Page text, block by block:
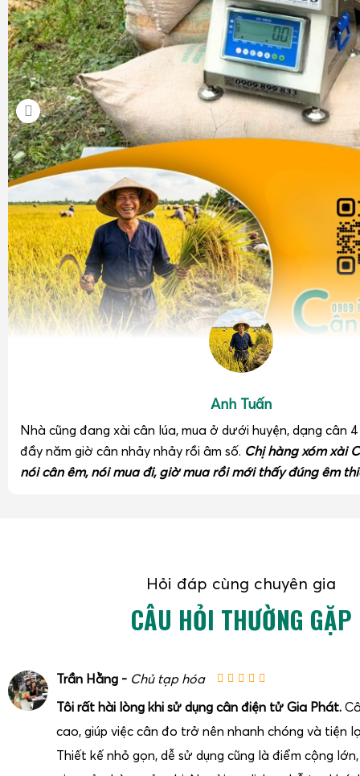
Anh Tuấn
Nhà cũng đang xài cân lúa, mua ở dưới huyện, dạng cân
đầy năm giờ cân nhảy nhảy rồi âm số. Chị hàng xóm xài
nói cân êm, nói mua đi, giờ mua rồi mới thấy đúng êm
Hỏi đáp cùng chuyên gia
CÂU HỎI THƯỜNG GẶP
Trần Hằng - Chủ tạp hóa
Tôi rất hài lòng khi sử dụng cân điện tử Gia Phát.
cao, giúp việc cân đo trở nên nhanh chóng và tiện
Thiết kế nhỏ gọn, dễ sử dụng cũng là điểm cộng